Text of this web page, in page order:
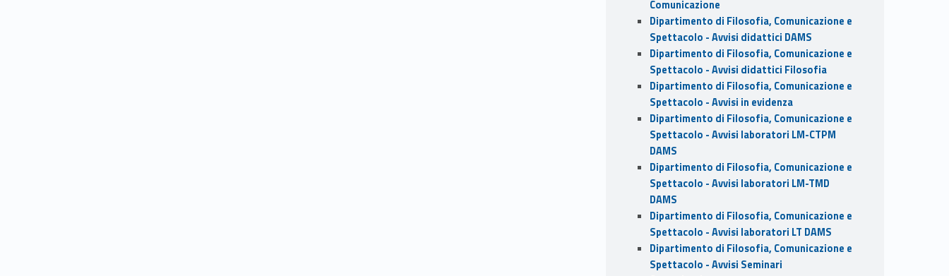
Comunicazione
Dipartimento di Filosofia, Comunicazione e
Spettacolo - Avvisi didattici DAMS
Dipartimento di Filosofia, Comunicazione e
Spettacolo - Avvisi didattici Filosofia
Dipartimento di Filosofia, Comunicazione e
Spettacolo - Avvisi in evidenza
Dipartimento di Filosofia, Comunicazione e
Spettacolo - Avvisi laboratori LM-CTPM
DAMS
Dipartimento di Filosofia, Comunicazione e
Spettacolo - Avvisi laboratori LM-TMD
DAMS
Dipartimento di Filosofia, Comunicazione e
Spettacolo - Avvisi laboratori LT DAMS
Dipartimento di Filosofia, Comunicazione e
Spettacolo - Avvisi Seminari